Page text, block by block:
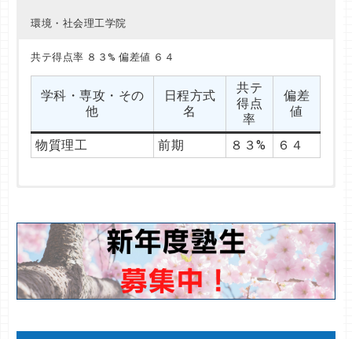
環境・社会理工学院
他
名
共テ
得点
率
値
理 前期 ８３% ６７
他
名
共テ
得点
率
値
工 前期 ８２% ６７
共テ得点率 ８３% 偏差値 ６４
学科・専攻・その
他
日程方式
名
共テ
得点
率
偏差
値
物質理工 前期 ８３% ６４
学科・専攻・その
他
日程方式
名
共テ
得点
率
偏差
値
情報理工 前期 ８６% ６７
学科・専攻・その
他
日程方式
名
共テ
得点
率
偏差
値
生命理工 前期 ８２% ６７
学科・専攻・その
他
日程方式
名
共テ
得点
率
偏差
値
環境・社会理工 前期 ８３% ６７